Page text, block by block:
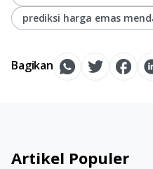
prediksi harga emas
Bagikan
Artikel Populer